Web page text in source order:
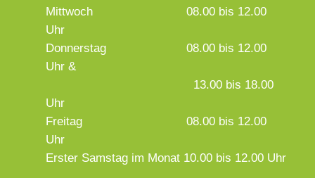
Mittwoch
08.00 bis 12.00
Uhr
Donnerstag
08.00 bis 12.00
Uhr &
13.00 bis 18.00
Uhr
Freitag
08.00 bis 12.00
Uhr
Erster Samstag im Monat 10.00 bis 12.00 Uhr